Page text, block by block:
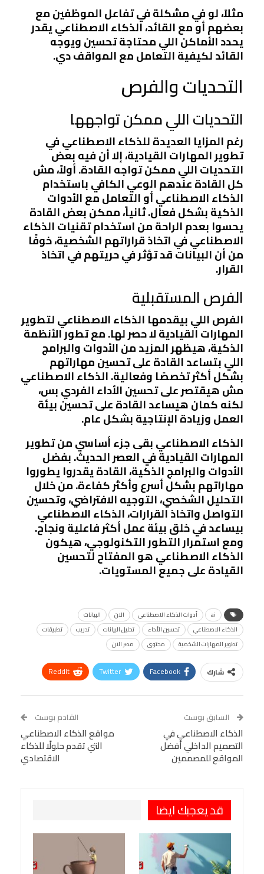
مثلاً، لو في مشكلة في تفاعل الموظفين مع
بعضهم أو مع القائد، الذكاء الاصطناعي يقدر
يحدد الأماكن اللي محتاجة تحسين ويوجه
القائد لكيفية التعامل مع المواقف دي.
التحديات والفرص
التحديات اللي ممكن تواجهها
رغم المزايا العديدة للذكاء الاصطناعي في
تطوير المهارات القيادية، إلا أن فيه بعض
التحديات اللي ممكن تواجه القادة. أولاً، مش
كل القادة عندهم الوعي الكافي باستخدام
الذكاء الاصطناعي أو التعامل مع الأدوات
الذكية بشكل فعال. ثانياً، ممكن بعض القادة
يحسوا بعدم الراحة من استخدام تقنيات الذكاء
الاصطناعي في اتخاذ قراراتهم الشخصية، خوفًا
من أن البيانات قد تؤثر في حريتهم في اتخاذ
القرار.
الفرص المستقبلية
الفرص اللي بيقدمها الذكاء الاصطناعي لتطوير
المهارات القيادية لا حصر لها. مع تطور الأنظمة
الذكية، هيظهر المزيد من الأدوات والبرامج
اللي بتساعد القادة على تحسين مهاراتهم
بشكل أكثر تخصصًا وفعالية. الذكاء الاصطناعي
مش هيقتصر على تحسين الأداء الفردي بس،
لكنه كمان هيساعد القادة على تحسين بيئة
العمل وزيادة الإنتاجية بشكل عام.
الذكاء الاصطناعي بقى جزء أساسي من تطوير
المهارات القيادية في العصر الحديث. بفضل
الأدوات والبرامج الذكية، القادة يقدروا يطوروا
مهاراتهم بشكل أسرع وأكثر كفاءة. من خلال
التحليل الشخصي، التوجيه الافتراضي، وتحسين
التواصل واتخاذ القرارات، الذكاء الاصطناعي
بيساعد في خلق بيئة عمل أكثر فاعلية ونجاح.
ومع استمرار التطور التكنولوجي، هيكون
الذكاء الاصطناعي هو المفتاح لتحسين
القيادة على جميع المستويات.
ai أدوات الذكاء الاصطناعي الان
البيانات
الذكاء الاصطناعي
تحسين الأداء تحليل البيانات تدريب
تطبيقات
تطوير المهارات الشخصية
محتوى مصر الان
شارك Facebook
Twitter
ReddIt
Tumblr
البريد الإلكتروني
StumbleUpon
VK
Digg
LINE
BlackBerry
Viber
السابق بوست
الذكاء الاصطناعي في
التصميم الداخلي أفضل
المواقع للمصممين
القادم بوست
مواقع الذكاء الاصطناعي
التي تقدم حلولًا للذكاء
الاقتصادي
قد يعجبك ايضا